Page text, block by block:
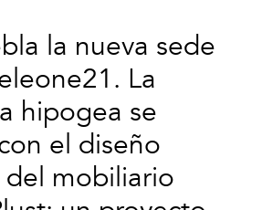
la nueva sede
La
hipogea se
el diseño
mobiliario